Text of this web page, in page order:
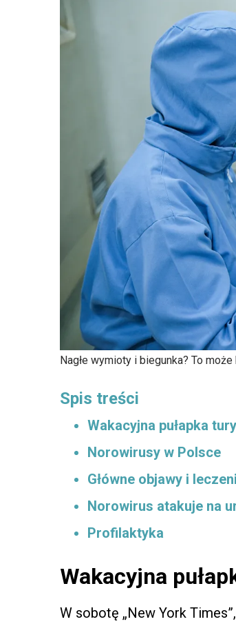
Nagłe wymioty i biegunka? To
Spis treści
Wakacyjna pułapka
Norowirusy w Polsce
Główne objawy i
Norowirus atakuje na
Profilaktyka
Wakacyjna
W sobotę „New York